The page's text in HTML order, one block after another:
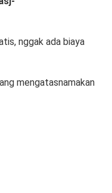
nggak ada biaya
mengatasnamakan